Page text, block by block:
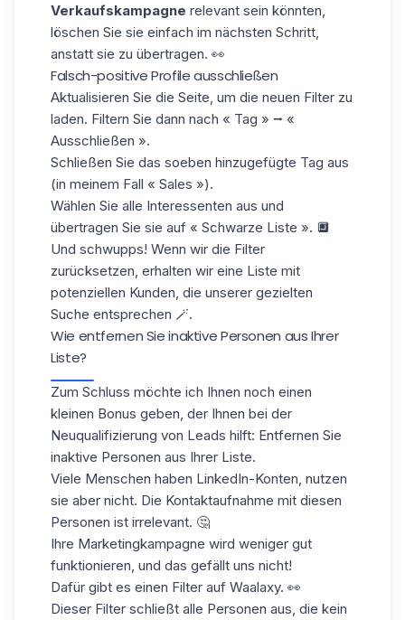
Verkaufskampagne relevant sein könnten,
löschen Sie sie einfach im nächsten Schritt,
anstatt sie zu übertragen. 👀
Falsch-positive Profile ausschließen
Aktualisieren Sie die Seite, um die neuen Filter zu
laden. Filtern Sie dann nach « Tag » ⭢ «
Ausschließen ».
Schließen Sie das soeben hinzugefügte Tag aus
(in meinem Fall « Sales »).
Wählen Sie alle Interessenten aus und
übertragen Sie sie auf « Schwarze Liste ». 🔲
Und schwupps! Wenn wir die Filter
zurücksetzen, erhalten wir eine Liste mit
potenziellen Kunden, die unserer gezielten
Suche entsprechen 🪄.
Wie entfernen Sie inaktive Personen aus Ihrer
Liste?
Zum Schluss möchte ich Ihnen noch einen
kleinen Bonus geben, der Ihnen bei der
Neuqualifizierung von Leads hilft: Entfernen Sie
inaktive Personen aus Ihrer Liste.
Viele Menschen haben LinkedIn-Konten, nutzen
sie aber nicht. Die Kontaktaufnahme mit diesen
Personen ist irrelevant. 🤔
Ihre Marketingkampagne wird weniger gut
funktionieren, und das gefällt uns nicht!
Dafür gibt es einen Filter auf Waalaxy. 👀
Dieser Filter schließt alle Personen aus, die kein